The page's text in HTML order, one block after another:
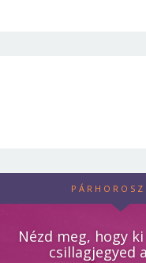
Nézd meg, hogy
csillagjegyed